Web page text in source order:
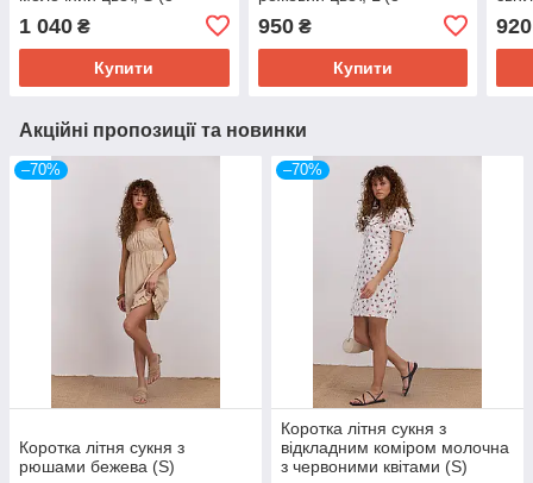
1 040 ₴
Купити
950₴
Купити
920
Акційні пропозиції та новинки
–70%
Коротка літня сукня з
рюшами бежева (S)
–70%
Коротка літня сукня з
відкладним коміром молочна
з червоними квітами (S)